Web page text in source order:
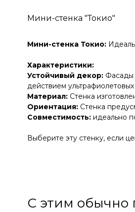
Мини-стенка "Токио"
Мини-стенка Токио:
Характеристики:
Устойчивый декор: Фасады
действием ультрафиолетовых
Материал: Стенка
Ориентация: Стенка
Совместимость: идеально
Выберите эту стенку, если
С этим обычно